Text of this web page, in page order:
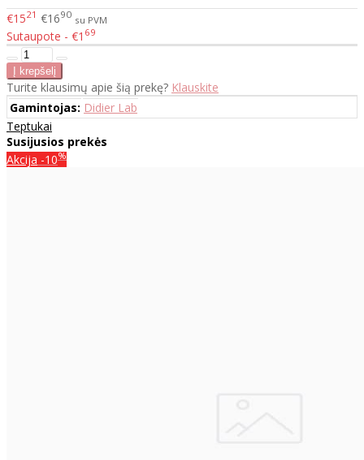
€1521 €1690 su PVM
Sutaupote - €1 69
Turite klausimų apie šią prekę? Klauskite
Gamintojas: Didier Lab
Teptukai
Susijusios prekės
Akcija -10%